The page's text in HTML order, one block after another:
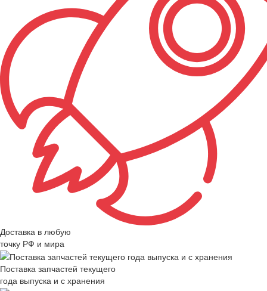
Доставка в любую
точку РФ и мира
Поставка запчастей текущего
года выпуска и с хранения